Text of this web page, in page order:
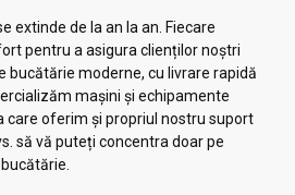
extinde de la an la an. Fiecare
pentru a asigura clienților noștri
bucătărie moderne, cu livrare rapidă
mașini și echipamente
care oferim și propriul nostru suport
să vă puteți concentra doar pe